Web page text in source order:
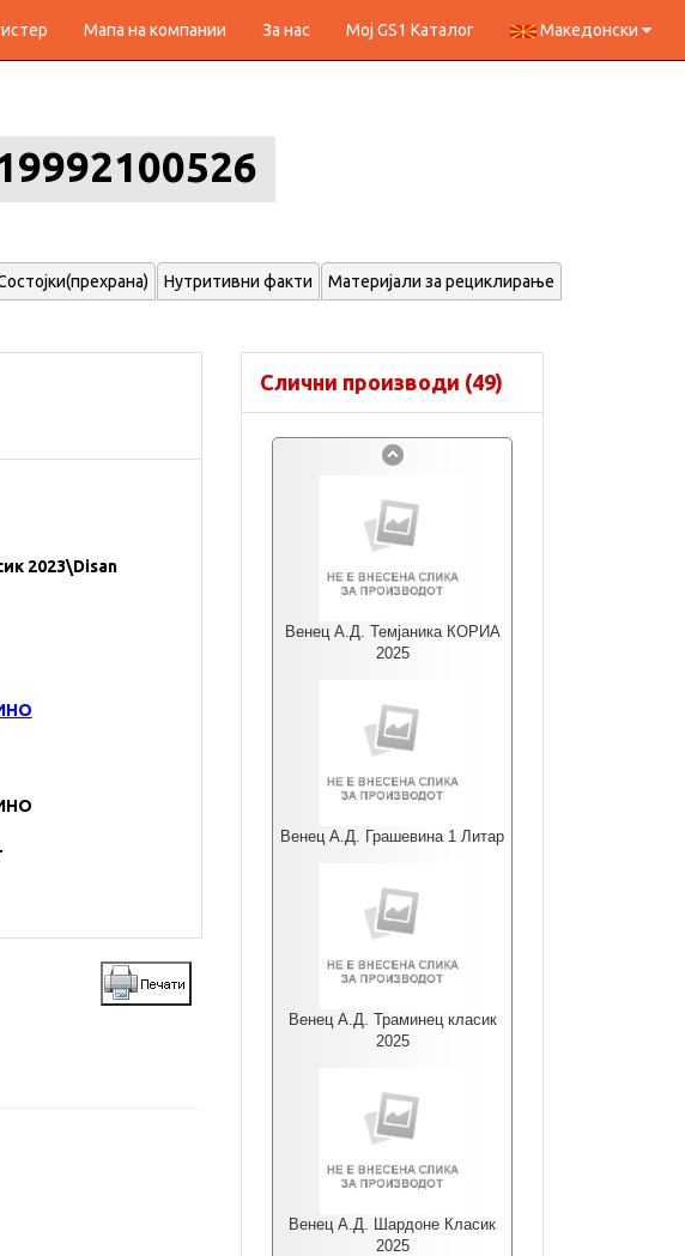
Мапа на компании За нас Мој GS1 Каталог Македонски
Нутритивни факти Материјали за рециклирање
2023\Disan
Слични производи (49)
Венец А.Д. Темјаника КОРИА
2025
Венец А.Д. Грашевина 1 Литар
Венец А.Д. Траминец класик
2025
Венец А.Д. Шардоне Класик
2025